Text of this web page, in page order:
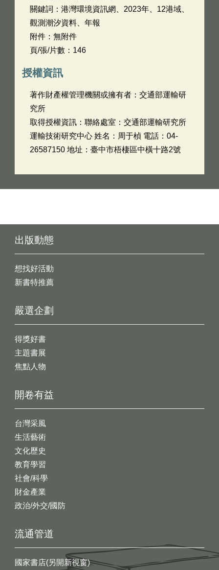
關鍵詞：港灣環境資訊網、2023年、12港域、
觀測潮汐資料、年報
附件：無附件
頁/張/片數：146
授權資訊
著作財產權管理機關或擁有者：交通部運輸研
究所
取得授權資訊：聯絡處室：交通部運輸研究所
運輸技術研究中心 姓名：周于楨 電話：04-
26587150 地址：臺中市梧棲區中橫十路2號
出版動態
想找好活動
新書特推薦
開卷有益
台灣采風
生活藝術
文化歷史
教育學習
社會/科學
財金產業
政治/外交/國防
嚴選企劃
得獎好書
主題書展
焦點人物
流通管道
國家書店(另開新視窗)